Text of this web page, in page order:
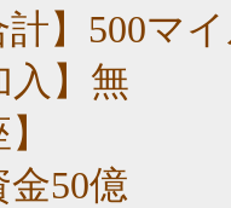
】500マ
入】無
50億